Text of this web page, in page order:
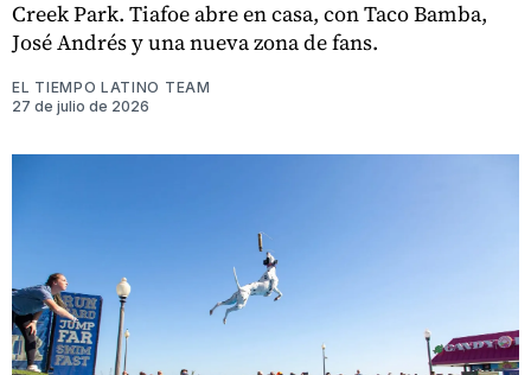
Creek Park. Tiafoe abre en casa, con Taco Bamba,
José Andrés y una nueva zona de fans.
EL TIEMPO LATINO TEAM
27 de julio de 2026